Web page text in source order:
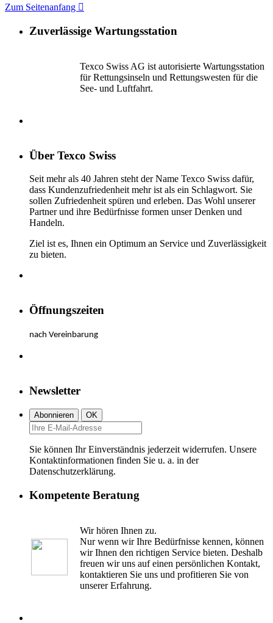
Zum Seitenanfang 
Zuverlässige Wartungsstation
Texco Swiss AG ist autorisierte Wartungsstation
für Rettungsinseln und Rettungswesten für die
See- und Luftfahrt.
Über Texco Swiss
Seit mehr als 40 Jahren steht der Name Texco Swiss dafür,
dass Kundenzufriedenheit mehr ist als ein Schlagwort. Sie
sollen Zufriedenheit spüren und erleben. Das Wohl unserer
Partner und ihre Bedürfnisse formen unser Denken und
Handeln.
Ziel ist es, Ihnen ein Optimum an Service und Zuverlässigkeit
zu bieten.
Öffnungszeiten
nach Vereinbarung
Newsletter
Sie können Ihr Einverständnis jederzeit widerrufen. Unsere
Kontaktinformationen finden Sie u. a. in der
Datenschutzerklärung.
Kompetente Beratung
Wir hören Ihnen zu.
Nur wenn wir Ihre Bedürfnisse kennen, können
wir Ihnen den richtigen Service bieten. Deshalb
freuen wir uns auf einen persönlichen Kontakt,
kontaktieren Sie uns und profitieren Sie von
unserer Erfahrung.